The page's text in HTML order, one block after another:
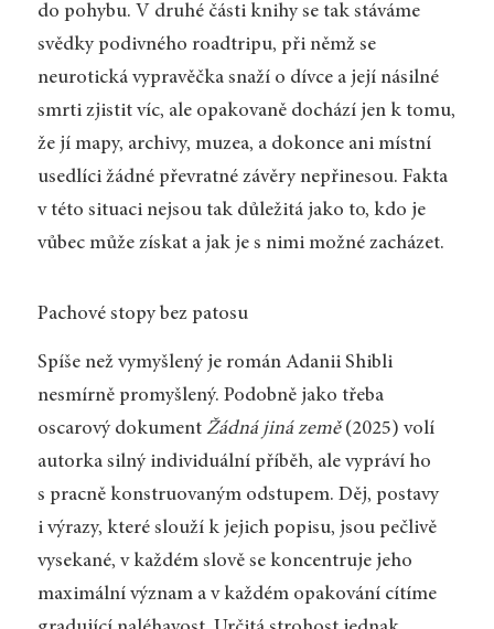
do pohybu. V druhé části knihy se tak stáváme
svědky podivného roadtripu, při němž se
neurotická vypravěčka snaží o dívce a její násilné
smrti zjistit víc, ale opakovaně dochází jen k tomu,
že jí mapy, archivy, muzea, a dokonce ani místní
usedlíci žádné převratné závěry nepřinesou. Fakta
v této situaci nejsou tak důležitá jako to, kdo je
vůbec může získat a jak je s nimi možné zacházet.
Pachové stopy bez patosu
Spíše než vymyšlený je román Adanii Shibli
nesmírně promyšlený. Podobně jako třeba
oscarový dokument Žádná jiná země(2025) volí
autorka silný individuální příběh, ale vypráví ho
s pracně konstruovaným odstupem. Děj, postavy
i výrazy, které slouží k jejich popisu, jsou pečlivě
vysekané, v každém slově se koncentruje jeho
maximální význam a v každém opakování cítíme